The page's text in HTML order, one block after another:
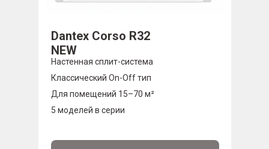
Dantex Corso R32
NEW
Настенная сплит-система
Классический On-Off тип
Для помещений 15–70 м²
5 моделей в серии